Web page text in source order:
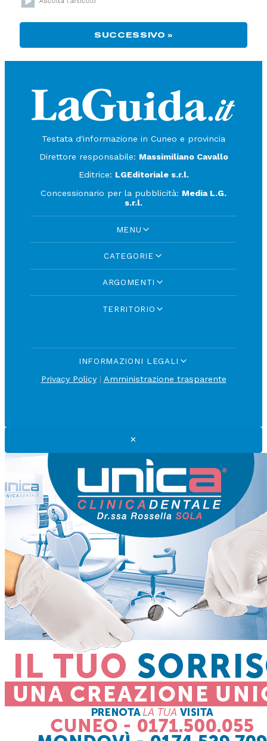
SUCCESSIVO »
Testata d'informazione in Cuneo e provincia
Direttore responsabile: Massimiliano Cavallo
Editrice: LGEditoriale s.r.l.
Concessionario per la pubblicità: Media L.G.
s.r.l.
MENU
CATEGORIE
ARGOMENTI
TERRITORIO
INFORMAZIONI LEGALI
Privacy Policy| Amministrazione trasparente
✕